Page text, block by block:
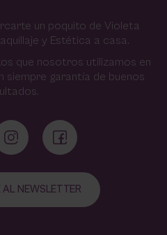
un poquito de Violeta
y Estética a casa.
que nosotros utilizamos en
siempre garantía de buenos
AL NEWSLETTER